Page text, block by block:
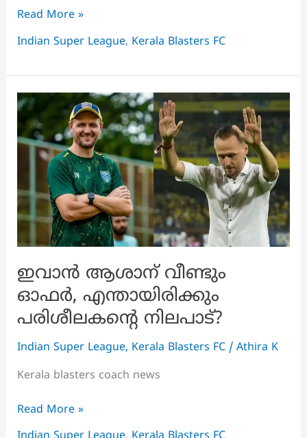
വിദേശതാരത്തെ
ബ്ലാസ്റ്റേഴ്‌സ്
പുതുക്കുമെന്ന്
സൂചനകൾ
Read More »
Indian Super League, Kerala Blasters FC
ഇവാൻ ആശാന് വീണ്ടും
ഓഫർ, എന്തായിരിക്കും
പരിശീലകന്റെ നിലപാട്?
Indian Super League, Kerala Blasters FC/ Athira K
Kerala blasters coach news
ഇവാൻ
ആശാന്
Read More »